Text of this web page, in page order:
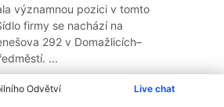
Odvětví Live chat
významnou pozici v tomto
firmy se nachází na
292 v Domažlicích–
...